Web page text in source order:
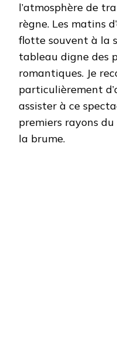
l’atmosphère de
règne. Les matins
flotte souvent à la
tableau digne des
romantiques. Je
particulièrement
assister à ce
premiers rayons
la brume.